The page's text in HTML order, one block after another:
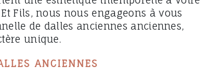
Et Fils, nous nous engageons à vous
de dalles anciennes anciennes,
unique.
ANCIENNES